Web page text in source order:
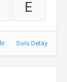
E
Soru Detay